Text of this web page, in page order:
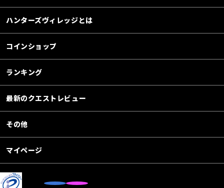
ハンターズヴィレッジとは
コインショップ
ランキング
最新のクエストレビュー
その他
マイページ